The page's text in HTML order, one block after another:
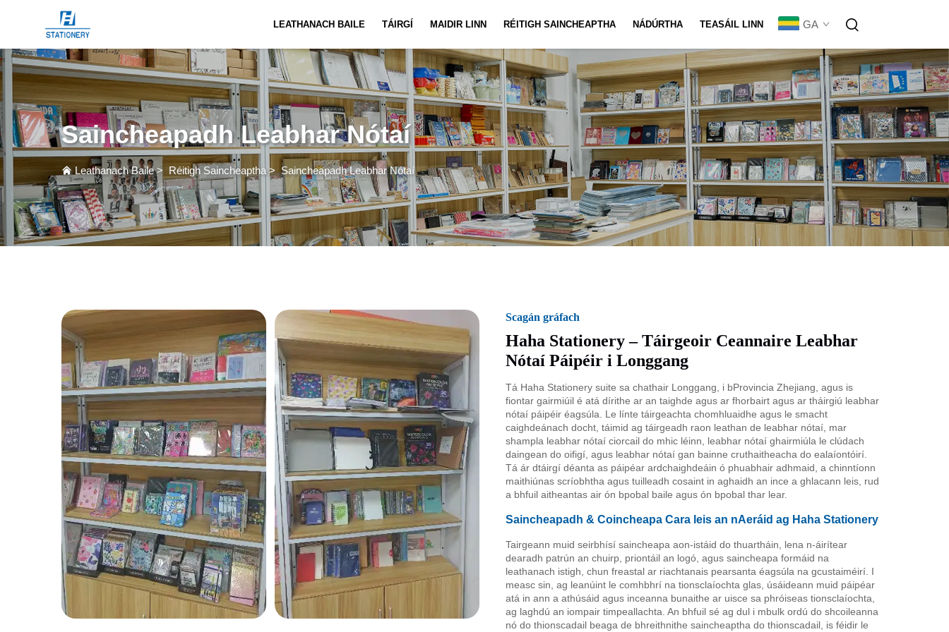
LEATHANACH BAILE TÁIRGÍ MAIDIR LINN RÉITIGH SAINCHEAPTHA
Saincheapadh Leabhar Nótaí Saincheapadh Tacair
NÁDÚRTHA
Nuachta Físeán
TEASÁIL LINN GA
Saincheapadh Leabhar Nótaí
Leathanach Baile> Réitigh Saincheaptha>Saincheapadh Leabhar Nótaí
Scagán gráfach
Haha Stationery – Táirgeoir Ceannaire Leabhar
Nótaí Páipéir i Longgang
Tá Haha Stationery suite sa chathair Longgang, i bProvincia Zhejiang, agus is
fiontar gairmiúil é atá dírithe ar an taighde agus ar fhorbairt agus ar tháirgiú leabhar
nótaí páipéir éagsúla. Le línte táirgeachta chomhluaidhe agus le smacht
caighdeánach docht, táimid ag táirgeadh raon leathan de leabhar nótaí, mar
shampla leabhar nótaí ciorcail do mhic léinn, leabhar nótaí ghairmiúla le clúdach
daingean do oifigí, agus leabhar nótaí gan bainne cruthaitheacha do ealaíontóirí.
Tá ár dtáirgí déanta as páipéar ardchaighdeáin ó phuabhair adhmaid, a chinntíonn
maithiúnas scríobhtha agus tuilleadh cosaint in aghaidh an ince a ghlacann leis, rud
a bhfuil aitheantas air ón bpobal baile agus ón bpobal thar lear.
Saincheapadh & Coincheapa Cara leis an nAeráid ag Haha Stationery
Tairgeann muid seirbhísí saincheapa aon-istáid do thuartháin, lena n-áirítear
dearadh patrún an chuirp, priontáil an logó, agus saincheapa formáid na
leathanach istigh, chun freastal ar riachtanais pearsanta éagsúla na gcustaiméirí. I
measc sin, ag leanúint le comhbhrí na tionsclaíochta glas, úsáideann muid páipéar
atá in ann a athúsáid agus inceanna bunaithe ar uisce sa phróiseas tionsclaíochta,
ag laghdú an iompair timpeallachta. An bhfuil sé ag dul i mbulk ordú do shcoileanna
nó do thionscadail beaga de bhreithnithe saincheaptha do thionscadail, is féidir le